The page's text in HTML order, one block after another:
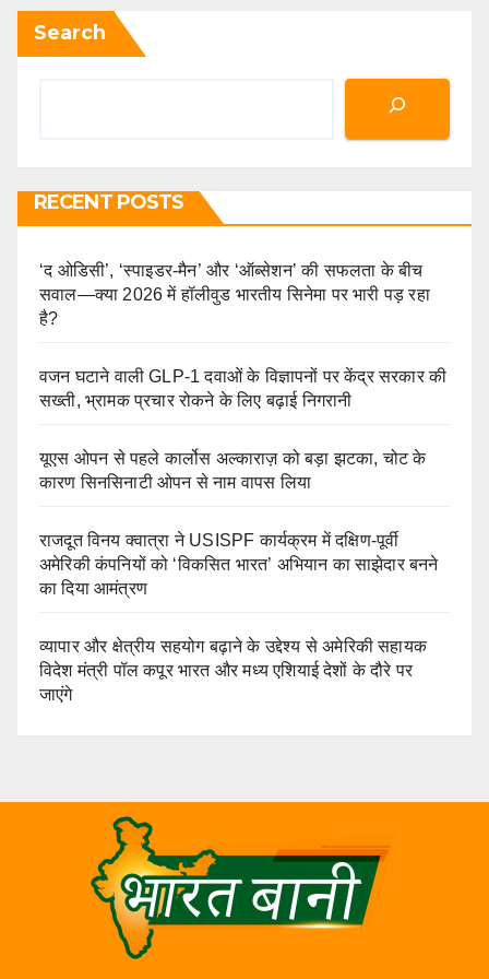
Search
RECENT POSTS
‘द ओडिसी’, ‘स्पाइडर-मैन’ और ‘ऑब्सेशन’ की सफलता के बीच
सवाल—क्या 2026 में हॉलीवुड भारतीय सिनेमा पर भारी पड़ रहा
है?
वजन घटाने वाली GLP-1 दवाओं के विज्ञापनों पर केंद्र सरकार की
सख्ती, भ्रामक प्रचार रोकने के लिए बढ़ाई निगरानी
यूएस ओपन से पहले कार्लोस अल्काराज़ को बड़ा झटका, चोट के
कारण सिनसिनाटी ओपन से नाम वापस लिया
राजदूत विनय क्वात्रा ने USISPF कार्यक्रम में दक्षिण-पूर्वी
अमेरिकी कंपनियों को ‘विकसित भारत’ अभियान का साझेदार बनने
का दिया आमंत्रण
व्यापार और क्षेत्रीय सहयोग बढ़ाने के उद्देश्य से अमेरिकी सहायक
विदेश मंत्री पॉल कपूर भारत और मध्य एशियाई देशों के दौरे पर
जाएंगे